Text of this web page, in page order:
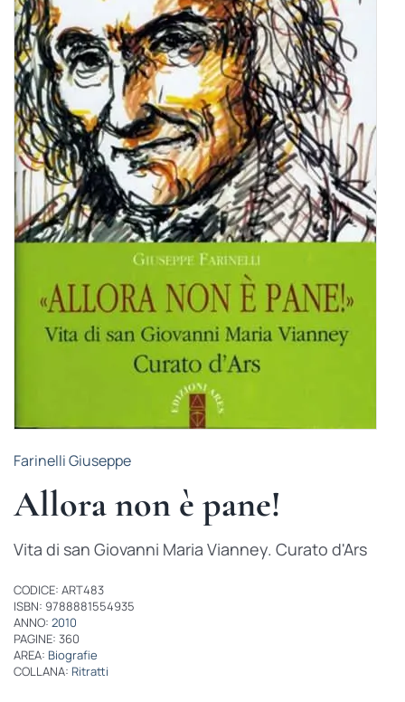
BIOGRAFIE
ATTUALITÀ
Farinelli Giuseppe
Allora non è pane!
Vita di san Giovanni Maria Vianney. Curato d'Ars
CODICE: ART483
ISBN: 9788881554935
ANNO: 2010
PAGINE: 360
AREA: Biografie
COLLANA: Ritratti